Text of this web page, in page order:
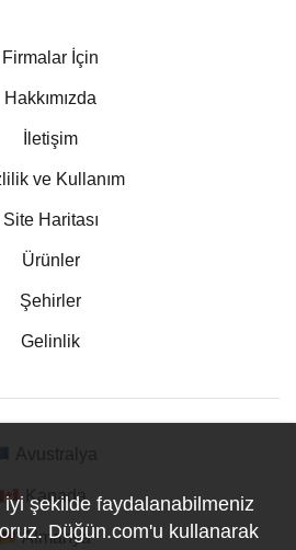
Firmalar İçin
Hakkımızda
İletişim
ve Kullanım
Site Haritası
Ürünler
Şehirler
Gelinlik
Kanada
Almanya
şekilde faydalanabilmeniz
Düğün.com'u kullanarak